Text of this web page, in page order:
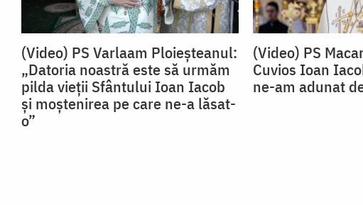
(Video) PS Varlaam Ploieșteanul:
„Datoria noastră este să urmăm
pilda vieții Sfântului Ioan Iacob
și moștenirea pe care ne-a lăsat-
o”
(Video) PS
Cuvios Ioan
ne-am adunat